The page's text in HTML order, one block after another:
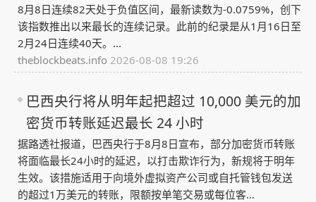
8月8日连续82天处于负值区间，最新读数为-0.0759%，创下
该指数推出以来最长的连续记录。此前的纪录是从1月16日至
2月24日连续40天。...
theblockbeats.info 2026-08-08 19:26
巴西央行将从明年起把超过 10,000 美元的加
密货币转账延迟最长 24 小时
据路透社报道，巴西央行于8月8日宣布，部分加密货币转账
将面临最长24小时的延迟，以打击欺诈行为，新规将于明年
生效。该措施适用于向境外虚拟资产公司或自托管钱包发送
的超过1万美元的转账，限额按单笔交易或每位客...